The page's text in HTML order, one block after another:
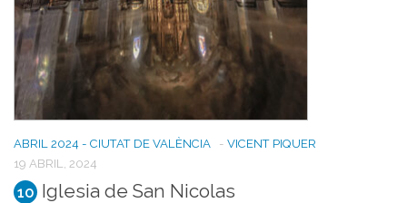
- VICENT PIQUER
ABRIL 2024 - CIUTAT DE VALÈNCIA
19 ABRIL, 2024
10 Iglesia de San Nicolas